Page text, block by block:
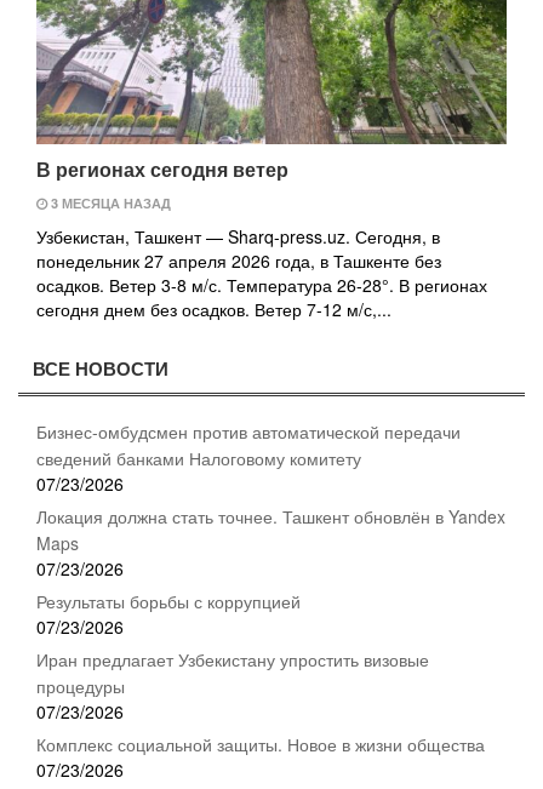
В регионах сегодня ветер
3 МЕСЯЦА НАЗАД
Узбекистан, Ташкент — Sharq-press.uz. Сегодня, в
понедельник 27 апреля 2026 года, в Ташкенте без
осадков. Ветер 3-8 м/с. Температура 26-28°. В регионах
сегодня днем без осадков. Ветер 7-12 м/с,...
ВСЕ НОВОСТИ
Бизнес-омбудсмен против автоматической передачи
сведений банками Налоговому комитету
07/23/2026
Локация должна стать точнее. Ташкент обновлён в Yandex
Maps
07/23/2026
Результаты борьбы с коррупцией
07/23/2026
Иран предлагает Узбекистану упростить визовые
процедуры
07/23/2026
Комплекс социальной защиты. Новое в жизни общества
07/23/2026